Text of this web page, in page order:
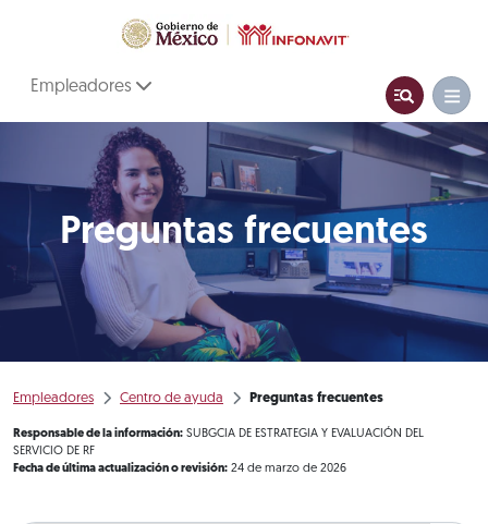
Empleadores
Preguntas frecuentes
Empleadores Centro de ayuda Preguntas frecuentes
Responsable de la información: SUBGCIA DE ESTRATEGIA Y EVALUACIÓN DEL
SERVICIO DE RF
Fecha de última actualización o revisión: 24 de marzo de 2026